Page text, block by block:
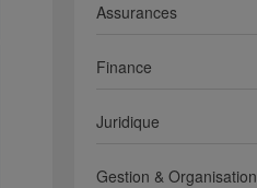
Assurances
Finance
Juridique
Gestion & Organisation